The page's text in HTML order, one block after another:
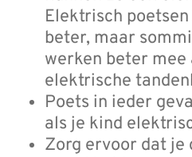
Elektrisch
beter, maar
werken beter mee
elektrische
Poets in ieder
als je kind
Zorg ervoor dat je